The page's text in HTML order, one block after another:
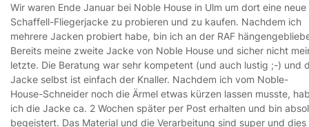
Wir waren Ende Januar bei Noble House in Ulm um dort eine neue
Schaffell-Fliegerjacke zu probieren und zu kaufen. Nachdem ich
mehrere Jacken probiert habe, bin ich an der RAF
Bereits meine zweite Jacke von Noble House und sicher nicht
letzte. Die Beratung war sehr kompetent (und auch lustig ;-) und
Jacke selbst ist einfach der Knaller. Nachdem ich vom Noble-
House-Schneider noch die Ärmel etwas kürzen lassen musste,
ich die Jacke ca. 2 Wochen später per Post erhalten und bin
begeistert. Das Material und die Verarbeitung sind super und dies